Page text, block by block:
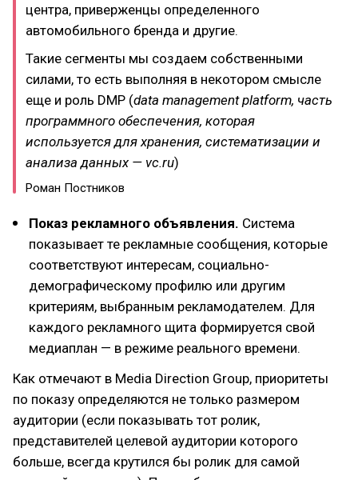
центра, приверженцы определенного
автомобильного бренда и другие.
Такие сегменты мы создаем собственными
силами, то есть выполняя в некотором смысле
еще и роль DMP (data management platform, часть
программного обеспечения, которая
используется для хранения, систематизации и
анализа данных — vc.ru)​
Роман Постников
Показ рекламного объявления. Система
показывает те рекламные сообщения, которые
соответствуют интересам, социально-
демографическому профилю или другим
критериям, выбранным рекламодателем. Для
каждого рекламного щита формируется свой
медиаплан — в режиме реального времени.
Как отмечают в Media Direction Group, приоритеты
по показу определяются не только размером
аудитории (если показывать тот ролик,
представителей целевой аудитории которого
больше, всегда крутился бы ролик для самой